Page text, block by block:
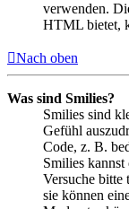
verwenden.
HTML bietet,
Nach oben
Was sind Smilies?
Smilies sind
Gefühl
Code, z. B.
Smilies kannst
Versuche bitte
sie können